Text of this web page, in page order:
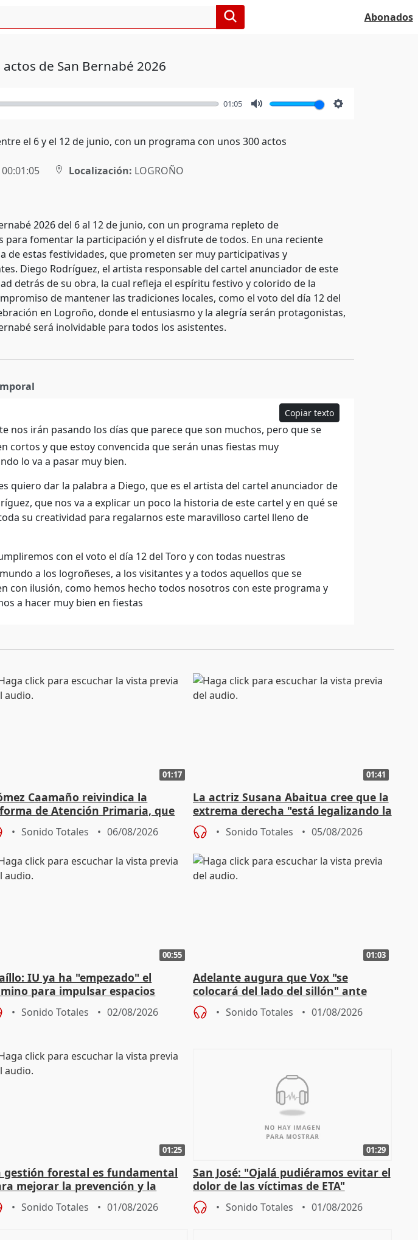
Abonados
de San Bernabé 2026
01:05
el 6 y el 12 de junio, con un programa con unos 300 actos
00:01:05 Localización: LOGROÑO
2026 del 6 al 12 de junio, con un programa repleto de
para fomentar la participación y el disfrute de todos. En una reciente
de estas festividades, que prometen ser muy participativas y
Diego Rodríguez, el artista responsable del cartel anunciador de este
detrás de su obra, la cual refleja el espíritu festivo y colorido de la
de mantener las tradiciones locales, como el voto del día 12 del
en Logroño, donde el entusiasmo y la alegría serán protagonistas,
será inolvidable para todos los asistentes.
Copiar texto
nos irán pasando los días que parece que son muchos, pero que se
cortos y que estoy convencida que serán unas fiestas muy
lo va a pasar muy bien.
quiero dar la palabra a Diego, que es el artista del cartel anunciador de
que nos va a explicar un poco la historia de este cartel y en qué se
su creatividad para regalarnos este maravilloso cartel lleno de
con el voto el día 12 del Toro y con todas nuestras
a los logroñeses, a los visitantes y a todos aquellos que se
con ilusión, como hemos hecho todos nosotros con este programa y
a hacer muy bien en fiestas
01:17
Caamaño reivindica la
de Atención Primaria, que
la autogestión
Sonido Totales 06/08/2026
01:41
La actriz Susana Abaitua cree que la
extrema derecha "está legalizando la
homofobia"
Sonido Totales 05/08/2026
00:55
IU ya ha "empezado" el
para impulsar espacios
para las municipales
Sonido Totales 02/08/2026
01:03
Adelante augura que Vox "se
colocará del lado del sillón" ante
iniciativas de la oposición
Sonido Totales 01/08/2026
01:25
gestión forestal es fundamental
mejorar la prevención y la
frente a incendios
Sonido Totales 01/08/2026
01:29
San José: "Ojalá pudiéramos evitar el
dolor de las víctimas de ETA"
Sonido Totales 01/08/2026